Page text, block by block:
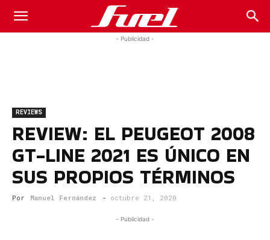
Fuel
Magazine
- Publicidad -
REVIEWS
REVIEW: EL PEUGEOT 2008
GT-LINE 2021 ES ÚNICO EN
SUS PROPIOS TÉRMINOS
Por Manuel Fernández - octubre 21, 2020
- Publicidad -